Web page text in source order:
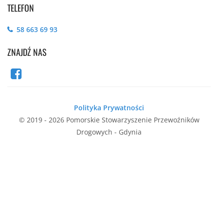
TELEFON
58 663 69 93
ZNAJDŹ NAS
Polityka Prywatności
© 2019 - 2026 Pomorskie Stowarzyszenie Przewoźników
Drogowych - Gdynia